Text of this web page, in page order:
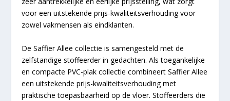
voor een uitstekende prijs-kwaliteitsverhouding voor
zowel vakmensen als eindklanten.
De Saffier Allee collectie is samengesteld met de
zelfstandige stoffeerder in gedachten. Als toegankelijke
en compacte PVC-plak collectie combineert Saffier Allee
een uitstekende prijs-kwaliteitsverhouding met
praktische toepasbaarheid op de vloer. Stoffeerders die